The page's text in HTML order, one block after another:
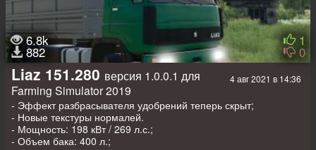
Цена: 20 000 евро
Мощность: 185 л.с
Скорость: 90 км.ч
Бак: 200 литров
Автор конверта: kulibin
6.8k
882
1
0
4 авг 2021 в 14:36
Liaz 151.280 версия 1.0.0.1 для
Farming Simulator 2019
- Эффект разбрасывателя удобрений теперь скрыт;
- Новые текстуры нормалей.
- Мощность: 198 кВт / 269 л.с.;
- Объем бака: 400 л.;